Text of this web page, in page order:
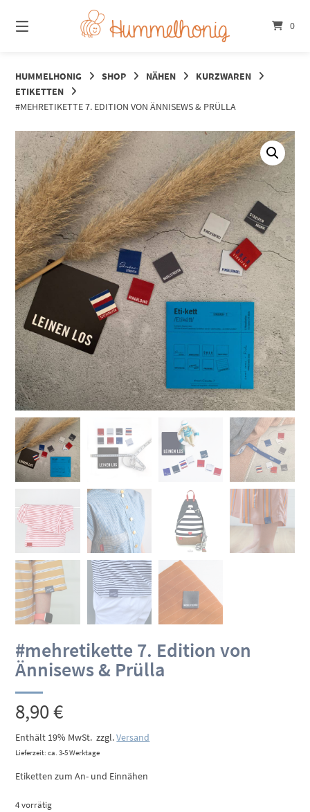
zum
Inhalt
0
HUMMELHONIG SHOP NÄHEN
KURZWAREN
ETIKETTEN
#MEHRETIKETTE 7. EDITION VON ÄNNISEWS & PRÜLLA
#mehretikette 7. Edition von
Ännisews & Prülla
8,90€
Enthält 19% MwSt. zzgl.Versand
Lieferzeit: ca. 3-5 Werktage
Etiketten zum An- und Einnähen
4 vorrätig